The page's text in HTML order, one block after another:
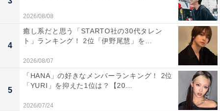
年）／172票
2026/08/08
4
癒し系だと思う「STARTO社の30代タレン
ト」ランキング！ 2位「伊野尾慧」を...
2026/08/07
5
「HANA」の好きなメンバーランキング！ 2位
「YURI」を抑えた1位は？【20...
2026/07/24